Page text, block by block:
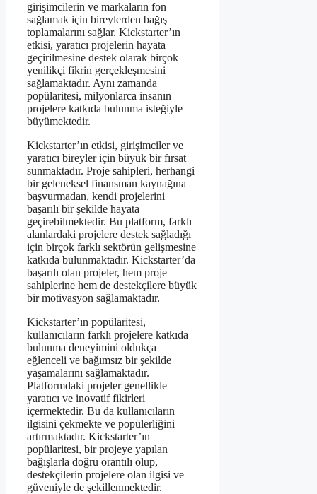
girişimcilerin ve markaların fon
sağlamak için bireylerden bağış
toplamalarını sağlar. Kickstarter’ın
etkisi, yaratıcı projelerin hayata
geçirilmesine destek olarak birçok
yenilikçi fikrin gerçekleşmesini
sağlamaktadır. Aynı zamanda
popülaritesi, milyonlarca insanın
projelere katkıda bulunma isteğiyle
büyümektedir.
Kickstarter’ın etkisi, girişimciler ve
yaratıcı bireyler için büyük bir fırsat
sunmaktadır. Proje sahipleri, herhangi
bir geleneksel finansman kaynağına
başvurmadan, kendi projelerini
başarılı bir şekilde hayata
geçirebilmektedir. Bu platform, farklı
alanlardaki projelere destek sağladığı
için birçok farklı sektörün gelişmesine
katkıda bulunmaktadır. Kickstarter’da
başarılı olan projeler, hem proje
sahiplerine hem de destekçilere büyük
bir motivasyon sağlamaktadır.
Kickstarter’ın popülaritesi,
kullanıcıların farklı projelere katkıda
bulunma deneyimini oldukça
eğlenceli ve bağımsız bir şekilde
yaşamalarını sağlamaktadır.
Platformdaki projeler genellikle
yaratıcı ve inovatif fikirleri
içermektedir. Bu da kullanıcıların
ilgisini çekmekte ve popülerliğini
artırmaktadır. Kickstarter’ın
popülaritesi, bir projeye yapılan
bağışlarla doğru orantılı olup,
destekçilerin projelere olan ilgisi ve
güveniyle de şekillenmektedir.